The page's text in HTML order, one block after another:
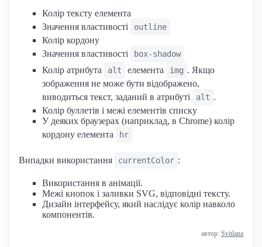
Колір тексту елемента
Значення властивості
outline
Колір кордону
Значення властивості
box-shadow
Колір атрибута alt елемента img . Якщо
зображення не може бути відображено,
виводиться текст, заданий в атрибуті
alt .
Колір буллетів і межі елементів списку
У деяких браузерах (наприклад, в Chrome) колір
кордону елемента
hr
Випадки використання currentColor :
Використання в анімації.
Межі кнопок і заливки SVG, відповідні тексту.
Дизайн інтерфейсу, який наслідує колір навколо
компонентів.
автор: Svitlana